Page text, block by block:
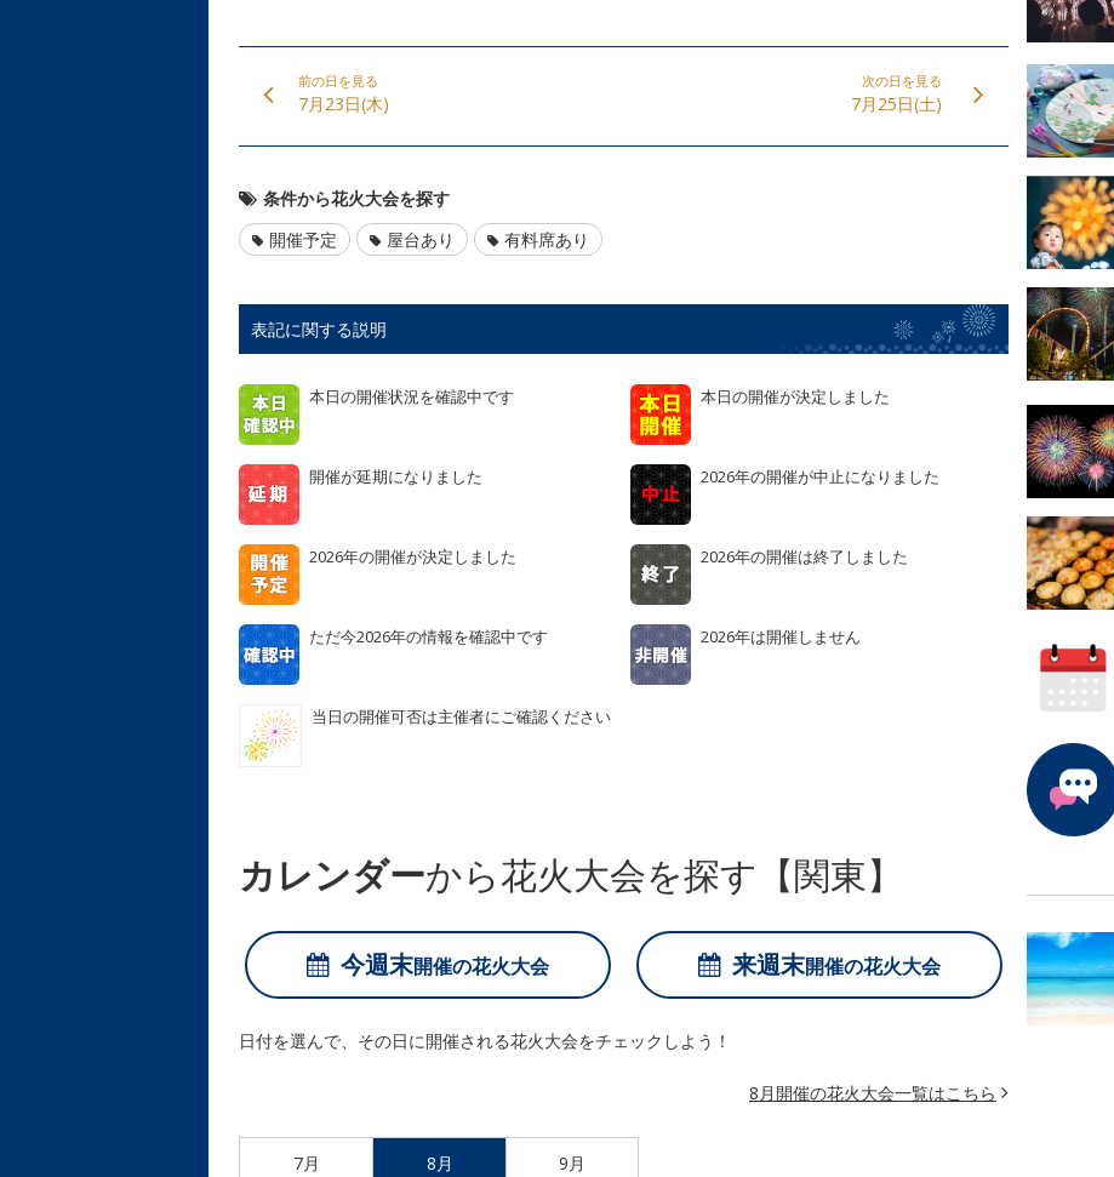
前の日を見る
7月23日(木)
次の日を見る
7月25日(土)
条件から花火大会を探す
開催予定
屋台あり 有料席あり
表記に関する説明
本日の開催状況を確認中です 本日の開催が決定しました
開催が延期になりました 2026年の開催が中止になりました
2026年の開催が決定しました 2026年の開催は終了しました
ただ今2026年の情報を確認中です 2026年は開催しません
当日の開催可否は主催者にご確認ください
カレンダーから花火大会を探す【関東】
今週末開催の花火大会 来週末開催の花火大会
日付を選んで、その日に開催される花火大会をチェックしよう！
8月開催の花火大会一覧はこちら
7月 8月 9月